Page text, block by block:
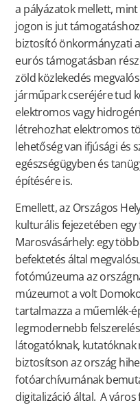
a pályázatok mellett,
jogon is jut
biztosító önkormányzati
eurós támogatásban
zöld közlekedés
járműpark cseréjére tud
elektromos vagy
létrehozhat elektromos
lehetőség van ifjúsági és
egészségügyben és
építésére is.
Emellett, az Országos
kulturális fejezetében
Marosvásárhely: egy
befektetés által
fotómúzeuma az
múzeumot a volt
tartalmazza a műemlék-
legmodernebb
látogatóknak,
biztosítson az ország
fotóarchívumának
digitalizáció által. A